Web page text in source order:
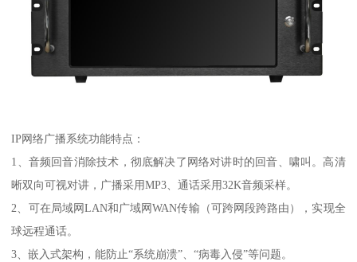
IP网络广播系统功能特点：
1、音频回音消除技术，彻底解决了网络对讲时的回音、啸叫。高清
晰双向可视对讲，广播采用MP3、通话采用32K音频采样。
2、可在局域网LAN和广域网WAN传输（可跨网段跨路由），实现全
球远程通话。
3、嵌入式架构，能防止“系统崩溃”、“病毒入侵”等问题。